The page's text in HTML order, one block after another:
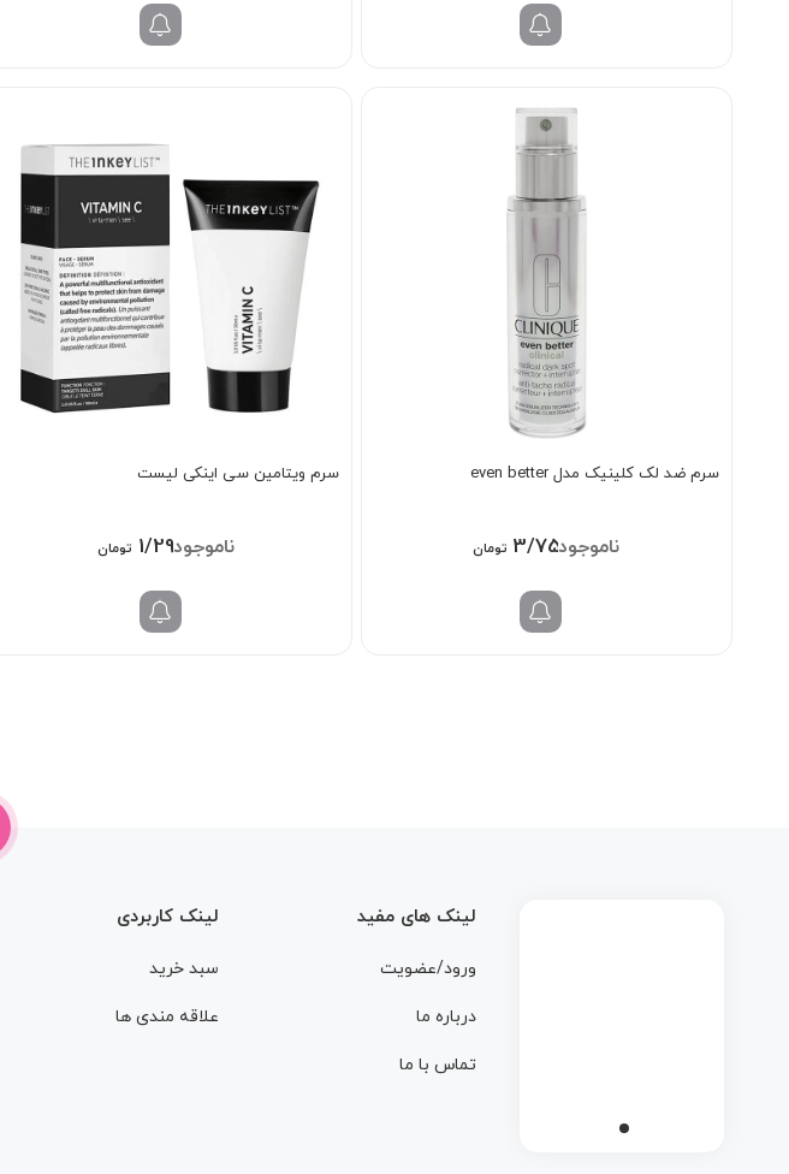
سرم ضد لک کلینیک مدل even better
3/750/000 تومان
سرم ویتامین سی اینکی لیست
1/298/000 تومان
لینک های مفید
ورود/عضویت
درباره ما
تماس با ما
لینک کاربردی
سبد خرید
علاقه مندی ها